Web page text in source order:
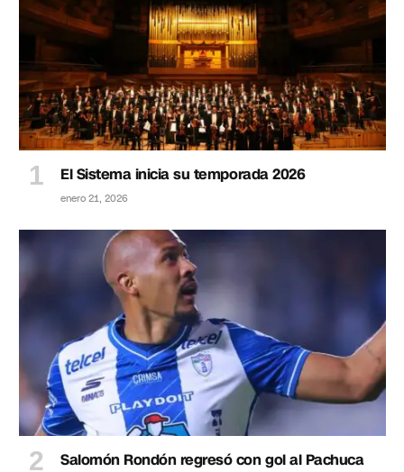
El Sistema inicia su temporada 2026
enero 21, 2026
Salomón Rondón regresó con gol al Pachuca